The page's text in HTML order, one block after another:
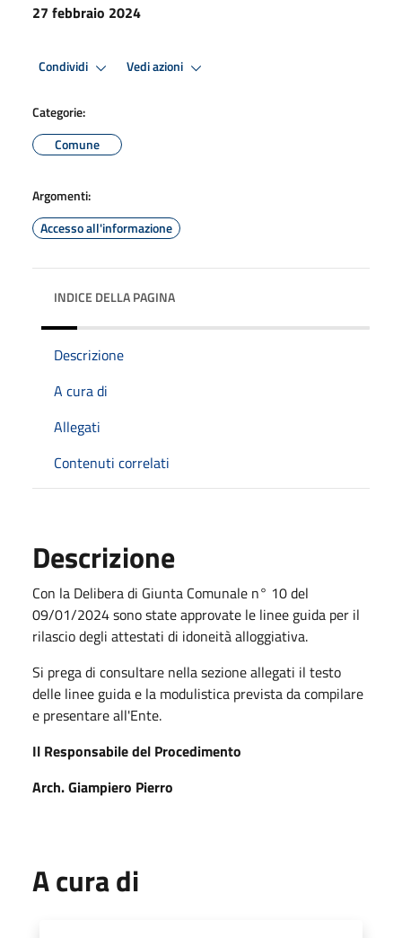
27 febbraio 2024
Condividi Vedi azioni
Categorie:
Comune
Argomenti:
Accesso all'informazione
INDICE DELLA PAGINA
Descrizione
A cura di
Allegati
Contenuti correlati
Descrizione
Con la Delibera di Giunta Comunale n° 10 del
09/01/2024 sono state approvate le linee guida per il
rilascio degli attestati di idoneità alloggiativa.
Si prega di consultare nella sezione allegati il testo
delle linee guida e la modulistica prevista da compilare
e presentare all'Ente.
Il Responsabile del Procedimento
Arch. Giampiero Pierro
A cura di